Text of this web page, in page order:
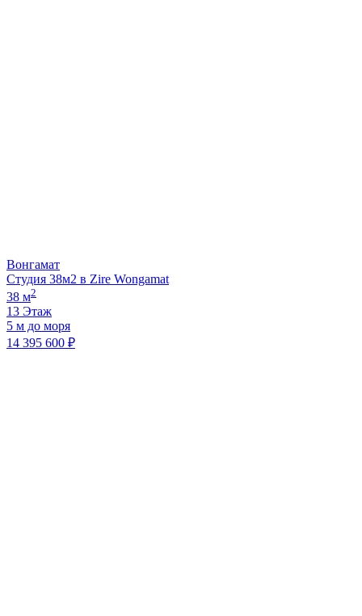
Вонгамат
Студия 38м2 в Zire Wongamat
38 м2
13 Этаж
5 м до моря
14 395 600 ₽